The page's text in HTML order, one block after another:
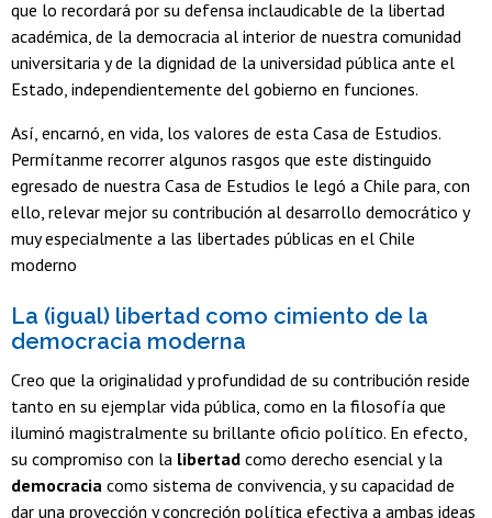
que lo recordará por su defensa inclaudicable de la libertad
académica, de la democracia al interior de nuestra comunidad
universitaria y de la dignidad de la universidad pública ante el
Estado, independientemente del gobierno en funciones.
Así, encarnó, en vida, los valores de esta Casa de Estudios.
Permítanme recorrer algunos rasgos que este distinguido
egresado de nuestra Casa de Estudios le legó a Chile para, con
ello, relevar mejor su contribución al desarrollo democrático y
muy especialmente a las libertades públicas en el Chile
moderno
La (igual) libertad como cimiento de la
democracia moderna
Creo que la originalidad y profundidad de su contribución reside
tanto en su ejemplar vida pública, como en la filosofía que
iluminó magistralmente su brillante oficio político. En efecto,
su compromiso con la libertad como derecho esencial y la
democracia como sistema de convivencia, y su capacidad de
dar una proyección y concreción política efectiva a ambas ideas